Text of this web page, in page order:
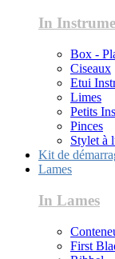
In
Box -
Ciseaux
Etui
Limes
Petits
Pinces
Stylet à
Kit de
Lames
In Lames
First